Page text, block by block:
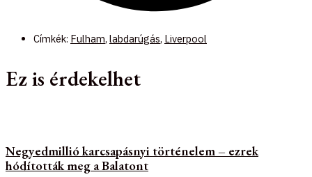
Címkék: Fulham, labdarúgás, Liverpool
Ez is érdekelhet
Negyedmillió karcsapásnyi történelem – ezrek
hódították meg a Balatont